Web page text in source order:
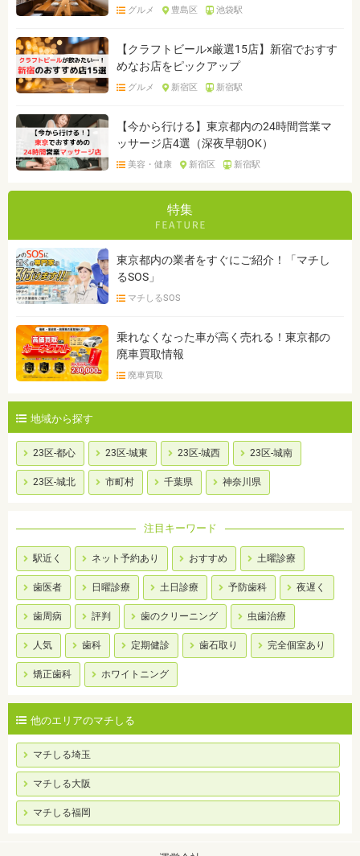
グルメ 豊島区 池袋駅
【クラフトビール×厳選15店】新宿でおすす
めなお店をピックアップ
グルメ 新宿区 新宿駅
【今から行ける】東京都内の24時間営業マ
ッサージ店4選（深夜早朝OK）
美容・健康 新宿区 新宿駅
特集
東京都内の業者をすぐにご紹介！「マチし
るSOS」
マチしるSOS
乗れなくなった車が高く売れる！東京都の
廃車買取情報
廃車買取
地域から探す
23区-都心 23区-城東 23区-城西 23区-城南
23区-城北 市町村 千葉県 神奈川県
注目キーワード
駅近く ネット予約あり おすすめ 土曜診療
歯医者 日曜診療 土日診療 予防歯科 夜遅く
歯周病 評判 歯のクリーニング 虫歯治療
人気 歯科 定期健診 歯石取り 完全個室あり
矯正歯科 ホワイトニング
他のエリアのマチしる
マチしる埼玉
マチしる大阪
マチしる福岡